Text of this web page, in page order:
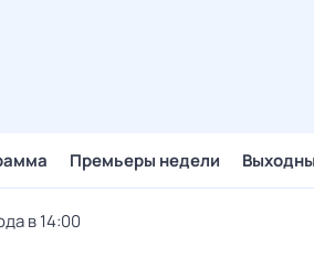
Премьеры недели
в 14:00